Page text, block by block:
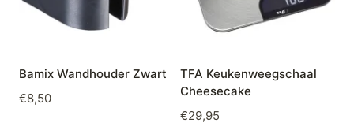
Bamix Wandhouder Zwart
€8,50
TFA Keukenweegschaal
Cheesecake
€29,95